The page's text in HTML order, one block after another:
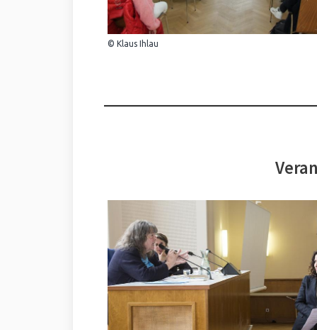
© Klaus Ihlau